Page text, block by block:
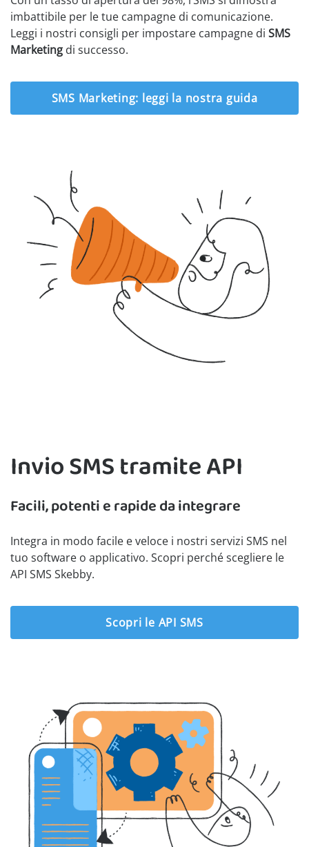
imbattibile per le tue campagne di comunicazione.
Leggi i nostri consigli per impostare campagne di SMS
Marketing di successo.
SMS Marketing: leggi la nostra guida
Invio SMS tramite API
Facili, potenti e rapide da integrare
Integra in modo facile e veloce i nostri servizi SMS nel
tuo software o applicativo. Scopri perché scegliere le
API SMS Skebby.
Scopri le API SMS